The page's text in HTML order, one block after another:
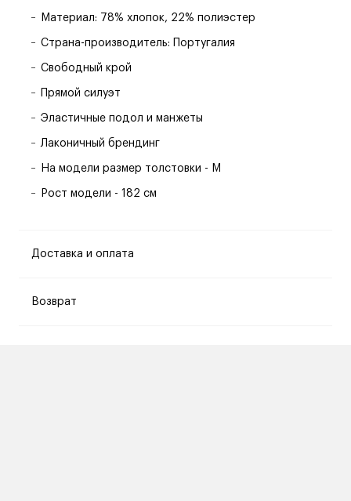
Материал: 78% хлопок, 22% полиэстер
Страна-производитель: Португалия
Свободный крой
Прямой силуэт
Эластичные подол и манжеты
Лаконичный брендинг
На модели размер толстовки - M
Рост модели - 182 см
Доставка и оплата
Возврат